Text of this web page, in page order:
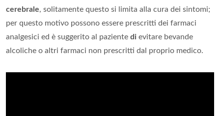
cerebrale, solitamente questo si limita alla cura dei sintomi;
per questo motivo possono essere prescritti dei farmaci
analgesici ed è suggerito al paziente di evitare bevande
alcoliche o altri farmaci non prescritti dal proprio medico.